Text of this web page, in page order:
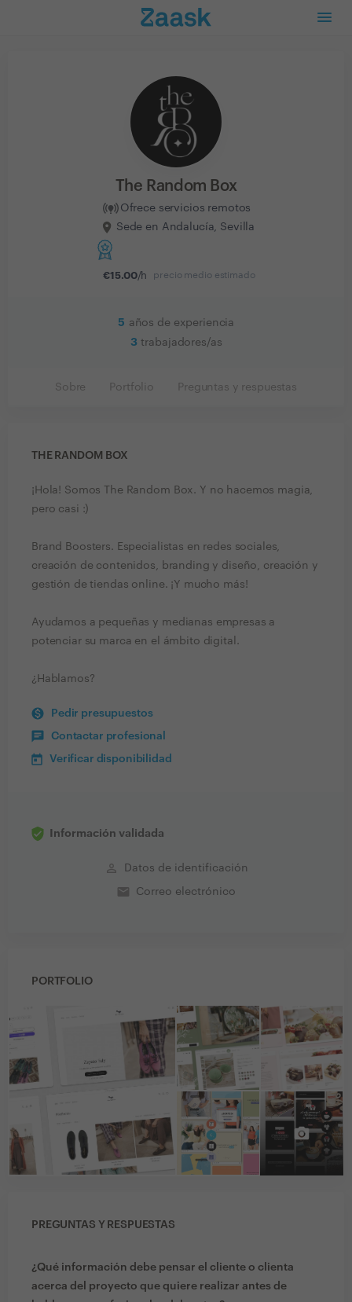
The Random Box
Ofrece servicios remotos
Sede en Andalucía, Sevilla
€15.00/h precio medio estimado
5 años de experiencia
3 trabajadores/as
Sobre Portfolio Preguntas y respuestas
THE RANDOM BOX
¡Hola! Somos The Random Box. Y no hacemos magia,
pero casi :)
Brand Boosters. Especialistas en redes sociales,
creación de contenidos, branding y diseño, creación y
gestión de tiendas online. ¡Y mucho más!
Ayudamos a pequeñas y medianas empresas a
potenciar su marca en el ámbito digital.
¿Hablamos?
Pedir presupuestos
Contactar profesional
Verificar disponibilidad
Información validada
perm_identity Datos de identificación
email Correo electrónico
PORTFOLIO
PREGUNTAS Y RESPUESTAS
¿Qué información debe pensar el cliente o clienta
acerca del proyecto que quiere realizar antes de